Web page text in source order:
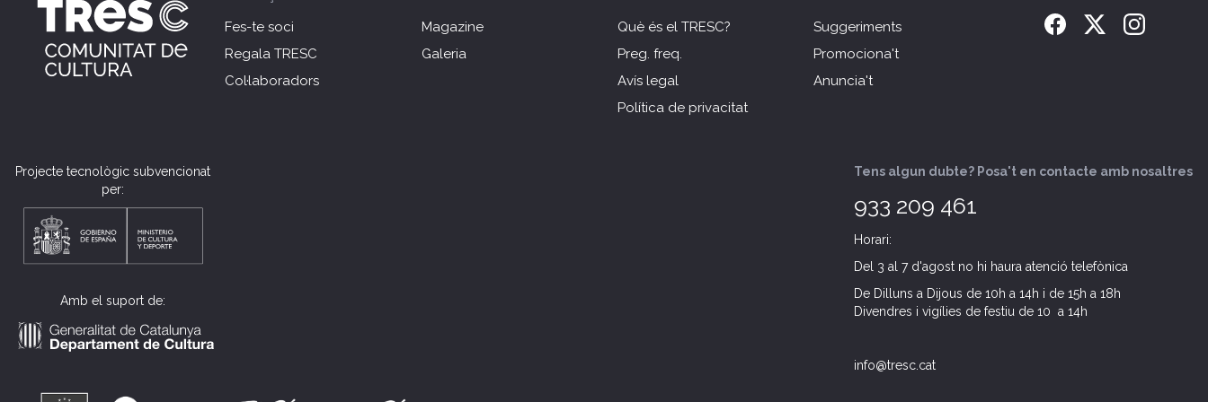
Fes-te soci
Regala TRESC
Col·laboradors
Magazine
Galeria
Què és el TRESC?
Preg. freq.
Avís legal
Política de privacitat
Suggeriments
Promociona't
Anuncia't
Projecte tecnològic subvencionat
per:
Amb el suport de:
Tens algun dubte? Posa't en contacte amb nosaltres
933 209 461
Horari:
Del 3 al 7 d'agost no hi haura atenció telefònica
De Dilluns a Dijous de 10h a 14h i de 15h a 18h
Divendres i vigílies de festiu de 10 a 14h
info@tresc.cat